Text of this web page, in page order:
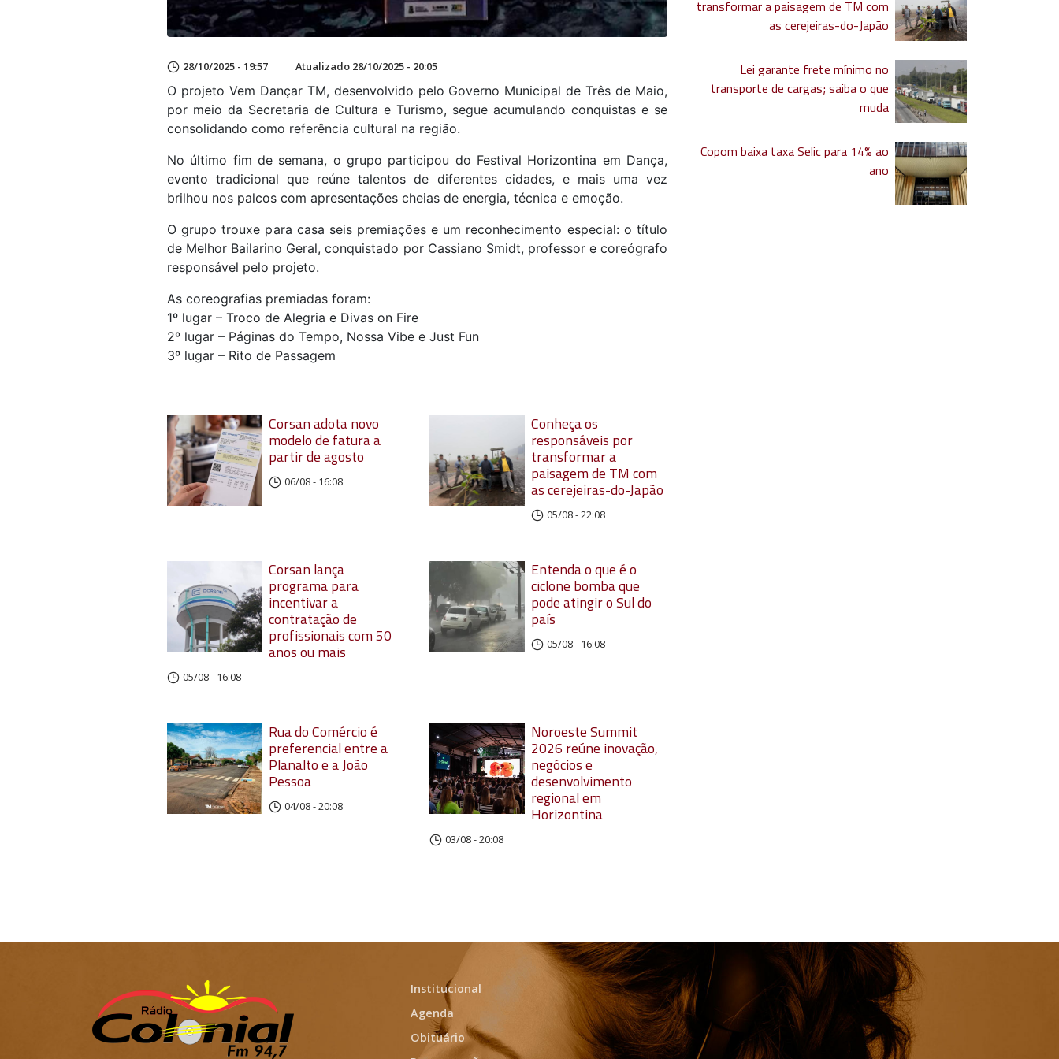
28/10/2025 - 19:57 Atualizado 28/10/2025 - 20:05
O projeto Vem Dançar TM, desenvolvido pelo Governo Municipal de Três de Maio,
por meio da Secretaria de Cultura e Turismo, segue acumulando conquistas e se
consolidando como referência cultural na região.
No último fim de semana, o grupo participou do Festival Horizontina em Dança,
evento tradicional que reúne talentos de diferentes cidades, e mais uma vez
brilhou nos palcos com apresentações cheias de energia, técnica e emoção.
O grupo trouxe para casa seis premiações e um reconhecimento especial: o título
de Melhor Bailarino Geral, conquistado por Cassiano Smidt, professor e coreógrafo
responsável pelo projeto.
As coreografias premiadas foram:
1º lugar – Troco de Alegria e Divas on Fire
2º lugar – Páginas do Tempo, Nossa Vibe e Just Fun
3º lugar – Rito de Passagem
Corsan adota novo
modelo de fatura a
partir de agosto
06/08 - 16:08
Conheça os
responsáveis por
transformar a
paisagem de TM com
as cerejeiras-do-Japão
05/08 - 22:08
Corsan lança
programa para
incentivar a
contratação de
profissionais com 50
anos ou mais
05/08 - 16:08
Entenda o que é o
ciclone bomba que
pode atingir o Sul do
país
05/08 - 16:08
Rua do Comércio é
preferencial entre a
Planalto e a João
Pessoa
04/08 - 20:08
Noroeste Summit
2026 reúne inovação,
negócios e
desenvolvimento
regional em
Horizontina
03/08 - 20:08
transformar a paisagem de TM com
as cerejeiras-do-Japão
Lei garante frete mínimo no
transporte de cargas; saiba o que
muda
Copom baixa taxa Selic para 14% ao
ano
Institucional
Agenda
Obituário